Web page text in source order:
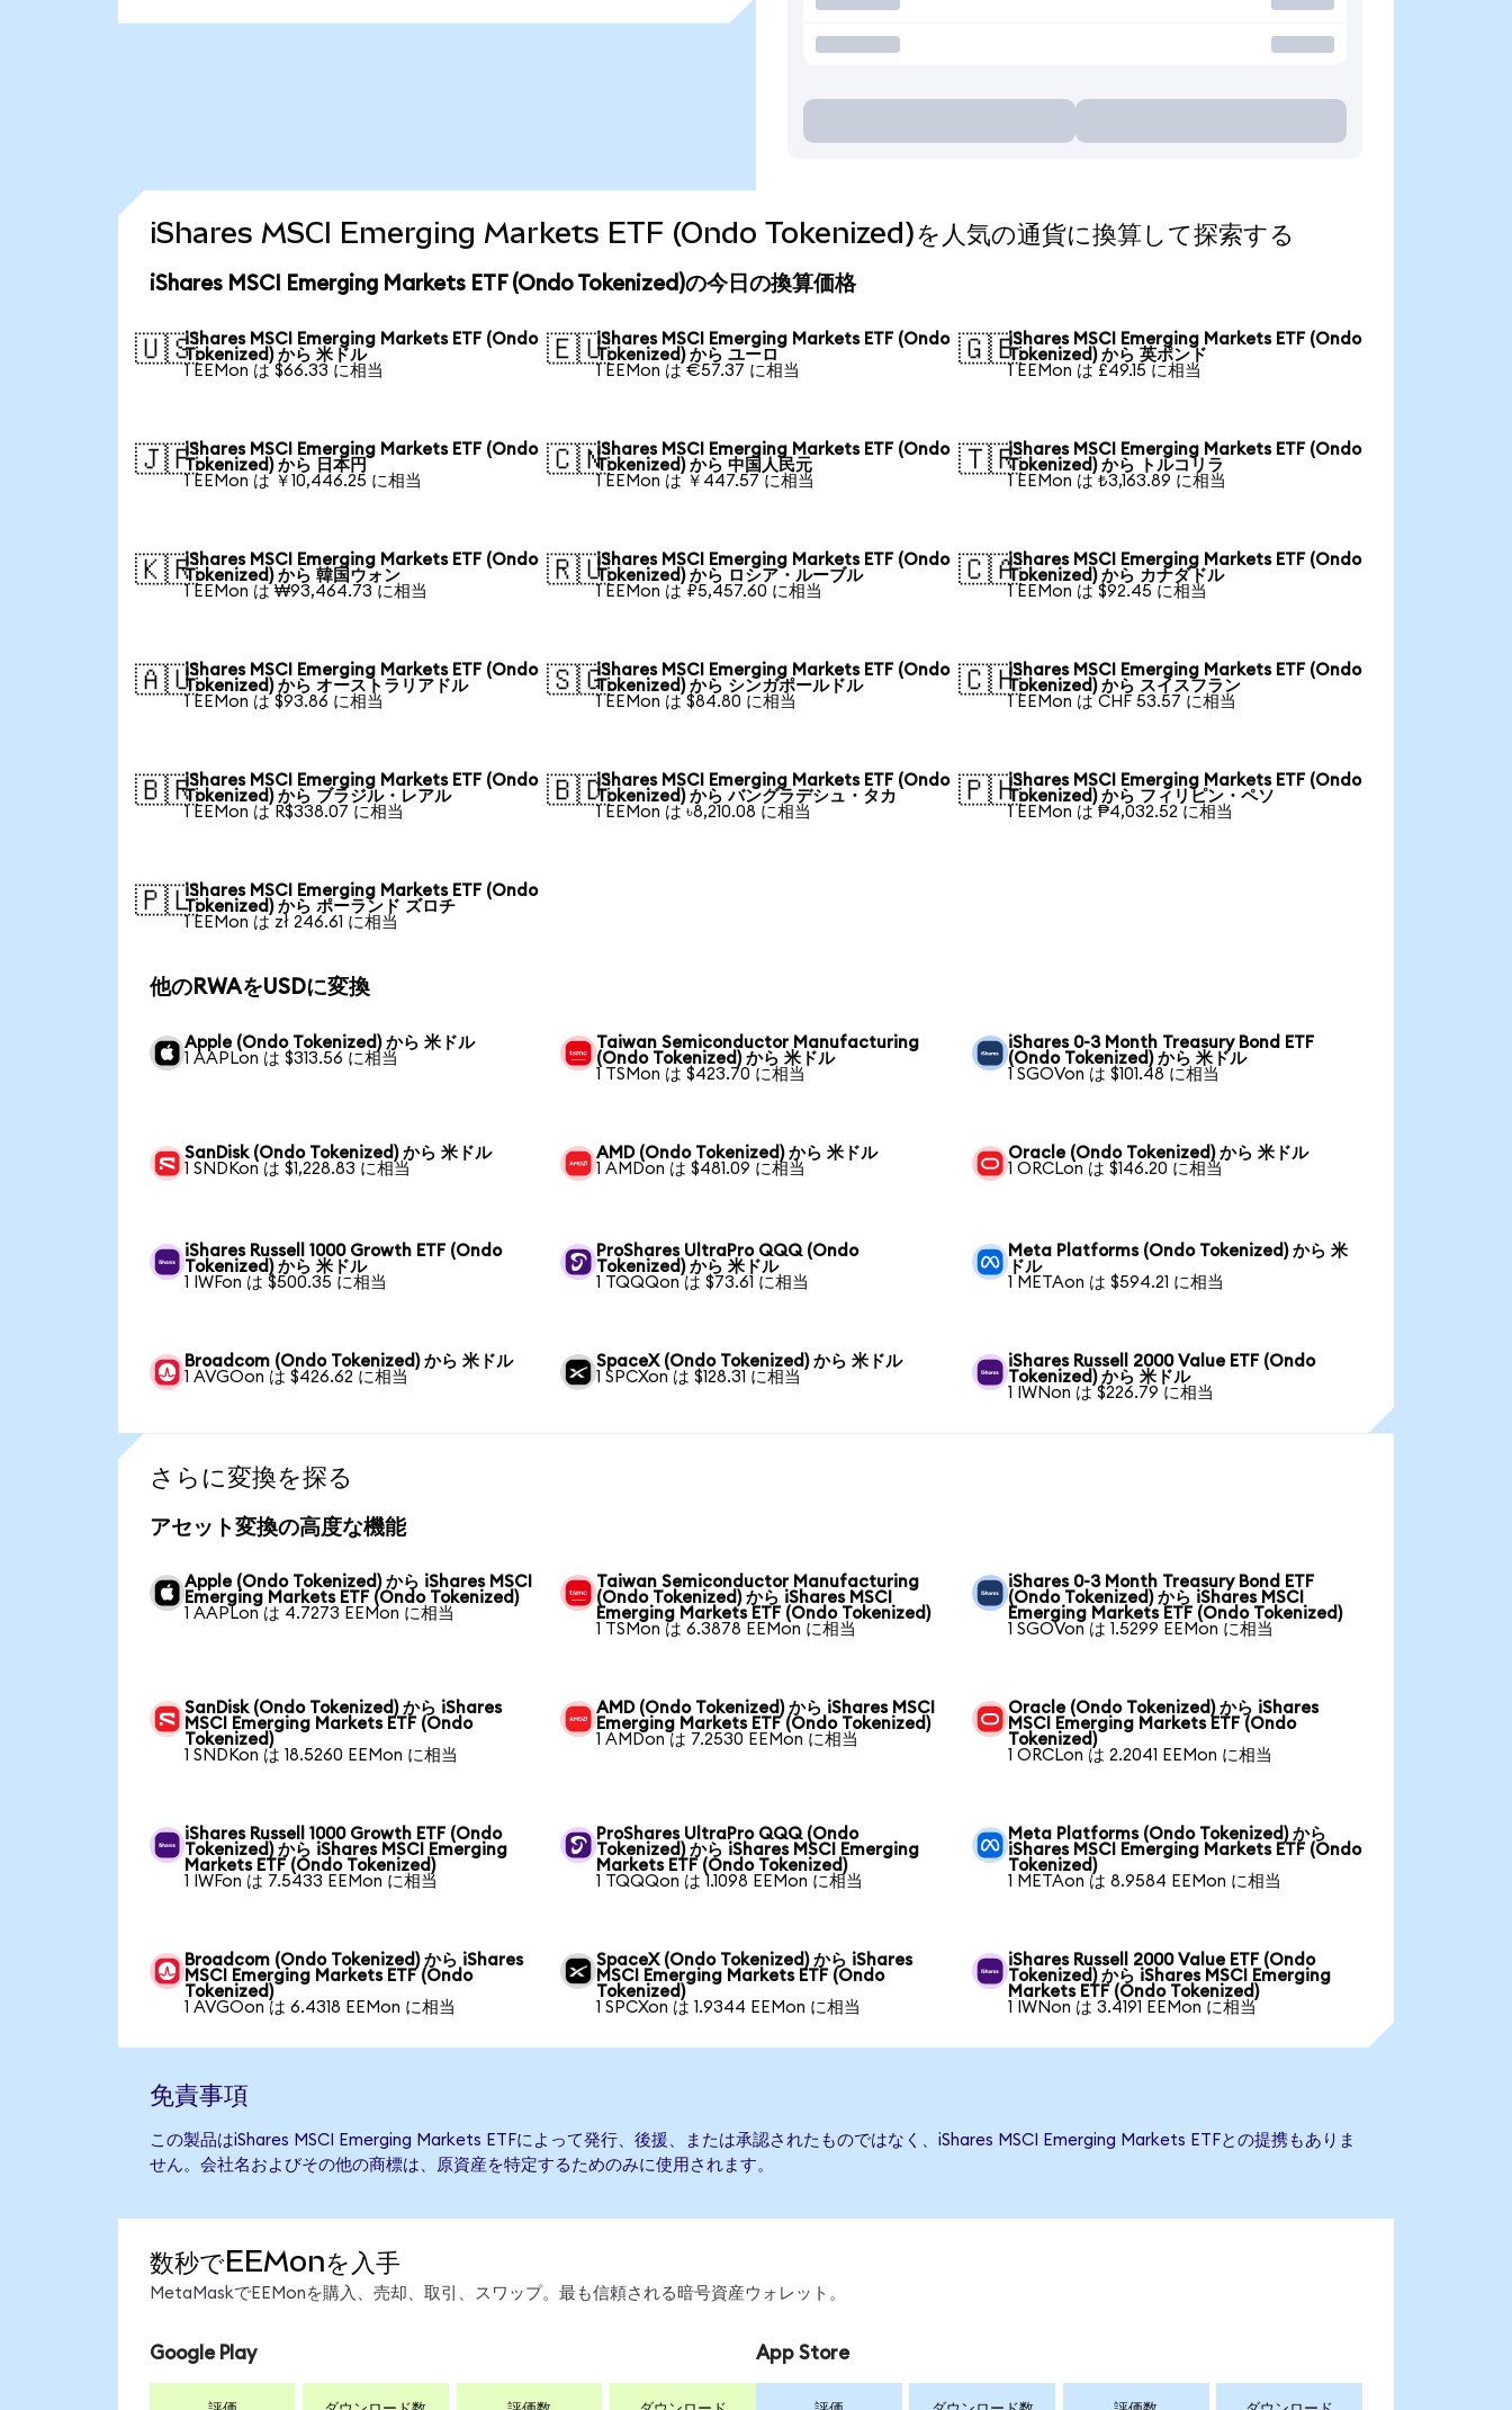
iShares MSCI Emerging Markets ETF (Ondo Tokenized)を人気の通貨に換算して探索する
iShares MSCI Emerging Markets ETF (Ondo Tokenized)の今日の換算価格
🇺🇸iShares MSCI Emerging Markets ETF (Ondo
Tokenized) から 米ドル
1 EEMon は $66.33 に相当
🇪🇺iShares MSCI Emerging Markets ETF (Ondo
Tokenized) から ユーロ
1 EEMon は €57.37 に相当
🇬🇧iShares MSCI Emerging Markets ETF (Ondo
Tokenized) から 英ポンド
1 EEMon は £49.15 に相当
🇯🇵iShares MSCI Emerging Markets ETF (Ondo
Tokenized) から 日本円
1 EEMon は ￥10,446.25 に相当
🇨🇳iShares MSCI Emerging Markets ETF (Ondo
Tokenized) から 中国人民元
1 EEMon は ￥447.57 に相当
🇹🇷iShares MSCI Emerging Markets ETF (Ondo
Tokenized) から トルコリラ
1 EEMon は ₺3,163.89 に相当
🇰🇷iShares MSCI Emerging Markets ETF (Ondo
Tokenized) から 韓国ウォン
1 EEMon は ₩93,464.73 に相当
🇷🇺iShares MSCI Emerging Markets ETF (Ondo
Tokenized) から ロシア・ルーブル
1 EEMon は ₽5,457.60 に相当
🇨🇦iShares MSCI Emerging Markets ETF (Ondo
Tokenized) から カナダドル
1 EEMon は $92.45 に相当
🇦🇺iShares MSCI Emerging Markets ETF (Ondo
Tokenized) から オーストラリアドル
1 EEMon は $93.86 に相当
🇸🇬iShares MSCI Emerging Markets ETF (Ondo
Tokenized) から シンガポールドル
1 EEMon は $84.80 に相当
🇨🇭iShares MSCI Emerging Markets ETF (Ondo
Tokenized) から スイスフラン
1 EEMon は CHF 53.57 に相当
🇧🇷iShares MSCI Emerging Markets ETF (Ondo
Tokenized) から ブラジル・レアル
1 EEMon は R$338.07 に相当
🇧🇩iShares MSCI Emerging Markets ETF (Ondo
Tokenized) から バングラデシュ・タカ
1 EEMon は ৳8,210.08 に相当
🇵🇭iShares MSCI Emerging Markets ETF (Ondo
Tokenized) から フィリピン・ペソ
1 EEMon は ₱4,032.52 に相当
🇵🇱iShares MSCI Emerging Markets ETF (Ondo
Tokenized) から ポーランド ズロチ
1 EEMon は zł 246.61 に相当
他のRWAをUSDに変換
Apple (Ondo Tokenized) から 米ドル
1 AAPLon は $313.56 に相当
Taiwan Semiconductor Manufacturing
(Ondo Tokenized) から 米ドル
1 TSMon は $423.70 に相当
iShares 0-3 Month Treasury Bond ETF
(Ondo Tokenized) から 米ドル
1 SGOVon は $101.48 に相当
SanDisk (Ondo Tokenized) から 米ドル
1 SNDKon は $1,228.83 に相当
AMD (Ondo Tokenized) から 米ドル
1 AMDon は $481.09 に相当
Oracle (Ondo Tokenized) から 米ドル
1 ORCLon は $146.20 に相当
iShares Russell 1000 Growth ETF (Ondo
Tokenized) から 米ドル
1 IWFon は $500.35 に相当
ProShares UltraPro QQQ (Ondo
Tokenized) から 米ドル
1 TQQQon は $73.61 に相当
Meta Platforms (Ondo Tokenized) から 米
ドル
1 METAon は $594.21 に相当
Broadcom (Ondo Tokenized) から 米ドル
1 AVGOon は $426.62 に相当
SpaceX (Ondo Tokenized) から 米ドル
1 SPCXon は $128.31 に相当
iShares Russell 2000 Value ETF (Ondo
Tokenized) から 米ドル
1 IWNon は $226.79 に相当
さらに変換を探る
アセット変換の高度な機能
Apple (Ondo Tokenized) から iShares MSCI
Emerging Markets ETF (Ondo Tokenized)
1 AAPLon は 4.7273 EEMon に相当
Taiwan Semiconductor Manufacturing
(Ondo Tokenized) から iShares MSCI
Emerging Markets ETF (Ondo Tokenized)
1 TSMon は 6.3878 EEMon に相当
iShares 0-3 Month Treasury Bond ETF
(Ondo Tokenized) から iShares MSCI
Emerging Markets ETF (Ondo Tokenized)
1 SGOVon は 1.5299 EEMon に相当
SanDisk (Ondo Tokenized) から iShares
MSCI Emerging Markets ETF (Ondo
Tokenized)
1 SNDKon は 18.5260 EEMon に相当
AMD (Ondo Tokenized) から iShares MSCI
Emerging Markets ETF (Ondo Tokenized)
1 AMDon は 7.2530 EEMon に相当
Oracle (Ondo Tokenized) から iShares
MSCI Emerging Markets ETF (Ondo
Tokenized)
1 ORCLon は 2.2041 EEMon に相当
iShares Russell 1000 Growth ETF (Ondo
Tokenized) から iShares MSCI Emerging
Markets ETF (Ondo Tokenized)
1 IWFon は 7.5433 EEMon に相当
ProShares UltraPro QQQ (Ondo
Tokenized) から iShares MSCI Emerging
Markets ETF (Ondo Tokenized)
1 TQQQon は 1.1098 EEMon に相当
Meta Platforms (Ondo Tokenized) から
iShares MSCI Emerging Markets ETF (Ondo
Tokenized)
1 METAon は 8.9584 EEMon に相当
Broadcom (Ondo Tokenized) から iShares
MSCI Emerging Markets ETF (Ondo
Tokenized)
1 AVGOon は 6.4318 EEMon に相当
SpaceX (Ondo Tokenized) から iShares
MSCI Emerging Markets ETF (Ondo
Tokenized)
1 SPCXon は 1.9344 EEMon に相当
iShares Russell 2000 Value ETF (Ondo
Tokenized) から iShares MSCI Emerging
Markets ETF (Ondo Tokenized)
1 IWNon は 3.4191 EEMon に相当
免責事項
この製品はiShares MSCI Emerging Markets ETFによって発行、後援、または承認されたものではなく、iShares MSCI Emerging Markets ETFとの提携もありま
せん。会社名およびその他の商標は、原資産を特定するためのみに使用されます。
数秒でEEMonを入手
MetaMaskでEEMonを購入、売却、取引、スワップ。最も信頼される暗号資産ウォレット。
Google Play App Store